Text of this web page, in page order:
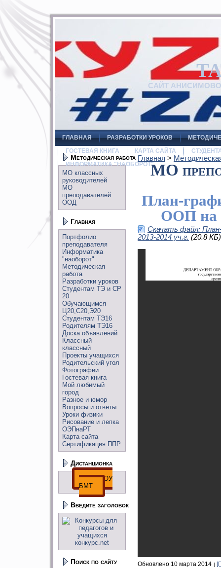
САЙТ
ГЛАВНАЯ РАЗРАБОТКИ УРОКОВ
ГОСТЕВАЯ КНИГА
КАРТА САЙТА
ИНФОРМАТИКА "НАОБОРОТ"
Методическая работа
МО классных
руководителей
МО
преподавателей
ООД
Главная
Портфолио
преподавателя
Информатика
"наоборот"
Методическая
работа
Разработки уроков
Студентам ТЭ и СР
20
Обучающимся
Ц20,С20,Э20
Студентам ТЭ16
Родителям ТЭ16
Доска объявлений
Классный
классный
Проекты учащихся
Родительский угол
Фотографии
Гостевая книга
Мой любимый
город
Разное и юмор
Вопросы и ответы
Уроки физики
Рисование и лепка
ОЭПнаРТ
Карта сайта
Сертификация ППР
Дистанционка
ДО ГПОУ
БМТ
Введите заголовок
Поиск по сайту
Главная >
МО
План-
ООП на
Скачать файл:
2013-2014 уч.г. (20.8 КБ)
Обновлено 10 марта 2014